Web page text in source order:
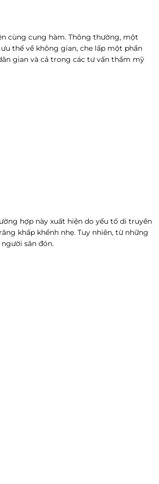
cùng cung hàm. Thông thường, một
thế về không gian, che lấp một phần
gian và cả trong các tư vấn thẩm mỹ
hợp này xuất hiện do yếu tố di truyền
khấp khểnh nhẹ. Tuy nhiên, từ những
săn đón.